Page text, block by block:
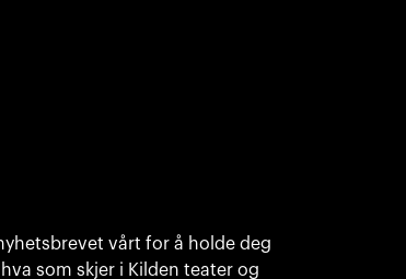
vårt for å holde deg
som skjer i Kilden teater og